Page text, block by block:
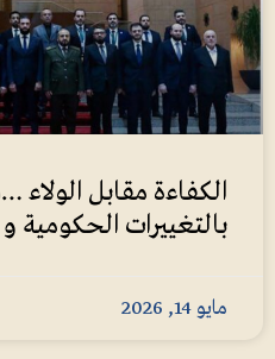
الكفاءة مقابل الولاء
بالتغييرات الحكومية و
مايو 14, 2026